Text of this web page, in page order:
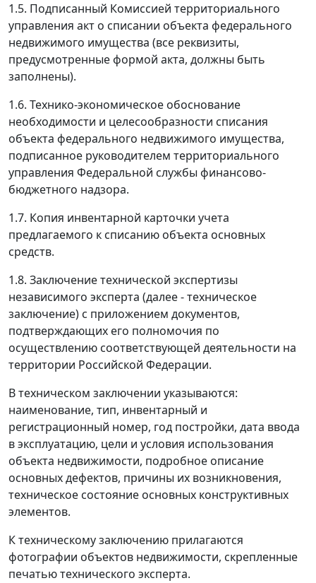
1.5. Подписанный Комиссией территориального
управления акт о списании объекта федерального
недвижимого имущества (все реквизиты,
предусмотренные формой акта, должны быть
заполнены).
1.6. Технико-экономическое обоснование
необходимости и целесообразности списания
объекта федерального недвижимого имущества,
подписанное руководителем территориального
управления Федеральной службы финансово-
бюджетного надзора.
1.7. Копия инвентарной карточки учета
предлагаемого к списанию объекта основных
средств.
1.8. Заключение технической экспертизы
независимого эксперта (далее - техническое
заключение) с приложением документов,
подтверждающих его полномочия по
осуществлению соответствующей деятельности на
территории Российской Федерации.
В техническом заключении указываются:
наименование, тип, инвентарный и
регистрационный номер, год постройки, дата ввода
в эксплуатацию, цели и условия использования
объекта недвижимости, подробное описание
основных дефектов, причины их возникновения,
техническое состояние основных конструктивных
элементов.
К техническому заключению прилагаются
фотографии объектов недвижимости, скрепленные
печатью технического эксперта.